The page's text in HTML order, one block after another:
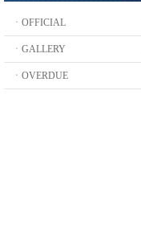
ㆍOFFICIAL
ㆍGALLERY
ㆍOVERDUE